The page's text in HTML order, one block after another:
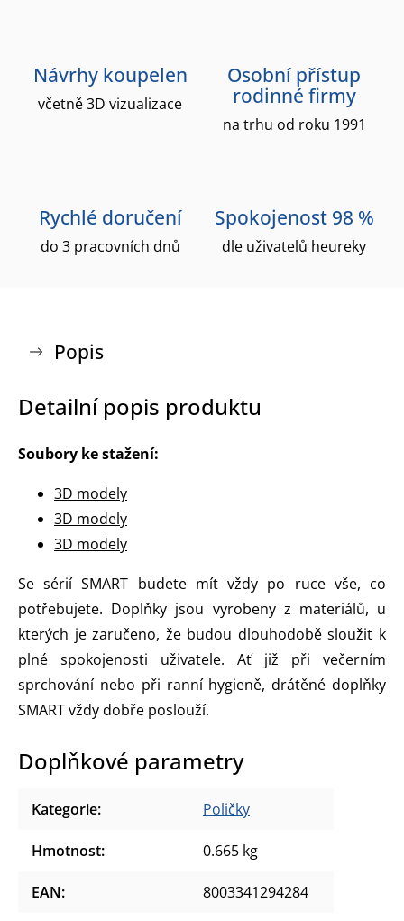
Návrhy koupelen
včetně 3D vizualizace
Osobní přístup
rodinné firmy
na trhu od roku 1991
Rychlé doručení
do 3 pracovních dnů
Spokojenost 98 %
dle uživatelů heureky
Popis
Detailní popis produktu
Soubory ke stažení:
3D modely
3D modely
3D modely
Se sérií SMART budete mít vždy po ruce vše, co
potřebujete. Doplňky jsou vyrobeny z materiálů, u
kterých je zaručeno, že budou dlouhodobě sloužit k
plné spokojenosti uživatele. Ať již při večerním
sprchování nebo při ranní hygieně, drátěné doplňky
SMART vždy dobře poslouží.
Doplňkové parametry
Kategorie: Poličky
Hmotnost: 0.665 kg
EAN: 8003341294284